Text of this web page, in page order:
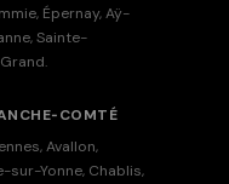
Épernay, Aÿ-
Sainte-
Avallon,
sur-Yonne, Chablis,